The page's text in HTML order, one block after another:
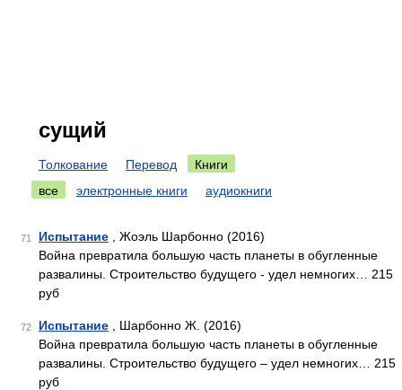
сущий
Толкование Перевод
Книги
все
электронные книги аудиокниги
71 Испытание , Жоэль Шарбонно (2016)
Война превратила большую часть планеты в обугленные
развалины. Строительство будущего - удел немногих… 215
руб
72 Испытание , Шарбонно Ж. (2016)
Война превратила большую часть планеты в обугленные
развалины. Строительство будущего – удел немногих… 215
руб